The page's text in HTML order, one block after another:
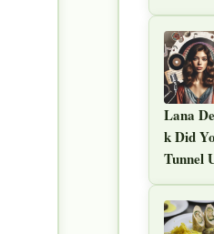
Lana
k Did
Tunnel